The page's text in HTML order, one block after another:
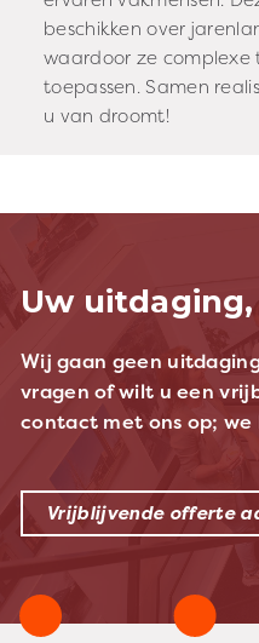
beschikken over
waardoor ze complexe
toepassen. Samen
u van droomt!
Uw
Wij gaan geen
vragen of wilt u een
contact met ons op;
Vrijblijvende offerte